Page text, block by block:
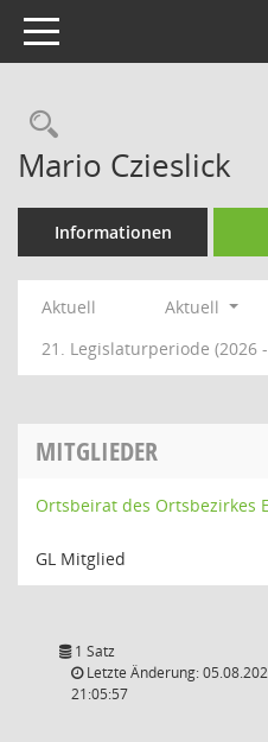
Toggle navigation
Mario Czieslick
Informationen
Aktuell
Aktuell
21. Legislaturperiode (2026
MITGLIEDER
Ortsbeirat des Ortsbezirkes
GL Mitglied
1 Satz
Letzte Änderung:
21:05:57